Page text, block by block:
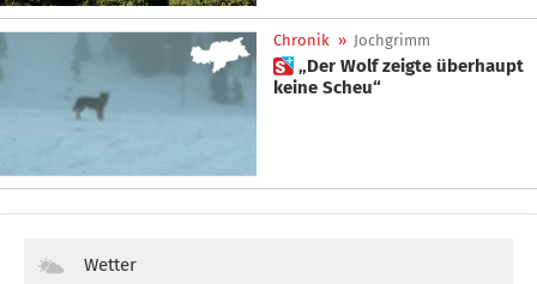
Chronik » Jochgrimm
 „Der Wolf zeigte überhaupt
keine Scheu“
Wetter